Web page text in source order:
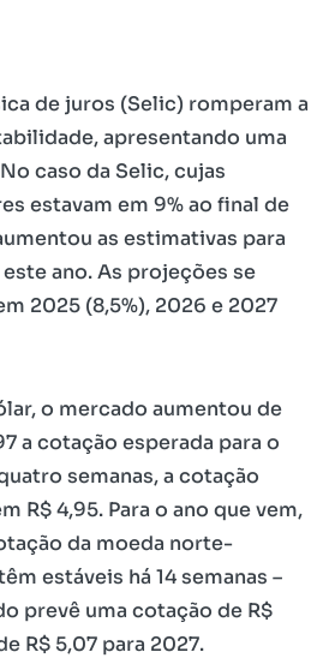
de juros (Selic) romperam a
apresentando uma
caso da Selic, cujas
estavam em 9% ao final de
as estimativas para
este ano. As projeções se
2025 (8,5%), 2026 e 2027
o mercado aumentou de
a cotação esperada para o
semanas, a cotação
R$ 4,95. Para o ano que vem,
da moeda norte-
estáveis há 14 semanas –
prevê uma cotação de R$
R$ 5,07 para 2027.